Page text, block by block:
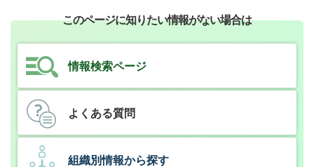
このページに知りたい情報がない場合は
情報検索ページ
よくある質問
組織別情報から探す